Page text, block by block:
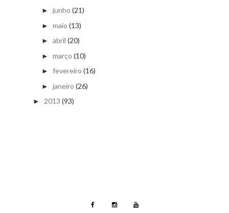
► junho (21)
► maio (13)
► abril (20)
► março (10)
► fevereiro (16)
► janeiro (26)
► 2013 (93)